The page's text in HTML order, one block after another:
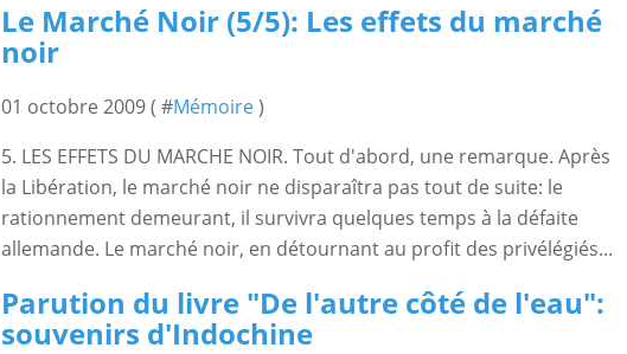
Le Marché Noir (5/5): Les effets du marché
noir
01 octobre 2009 ( #Mémoire)
5. LES EFFETS DU MARCHE NOIR. Tout d'abord, une remarque. Après
la Libération, le marché noir ne disparaîtra pas tout de suite: le
rationnement demeurant, il survivra quelques temps à la défaite
allemande. Le marché noir, en détournant au profit des privélégiés...
Parution du livre "De l'autre côté de l'eau":
souvenirs d'Indochine